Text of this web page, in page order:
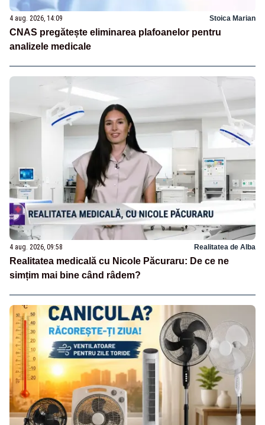
4 aug. 2026, 14:09 Stoica Marian
CNAS pregătește eliminarea plafoanelor pentru
analizele medicale
4 aug. 2026, 09:58 Realitatea de Alba
Realitatea medicală cu Nicole Păcuraru: De ce ne
simțim mai bine când râdem?